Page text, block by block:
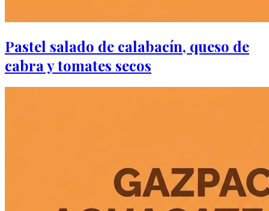
Pastel salado de calabacín, queso de
cabra y tomates secos